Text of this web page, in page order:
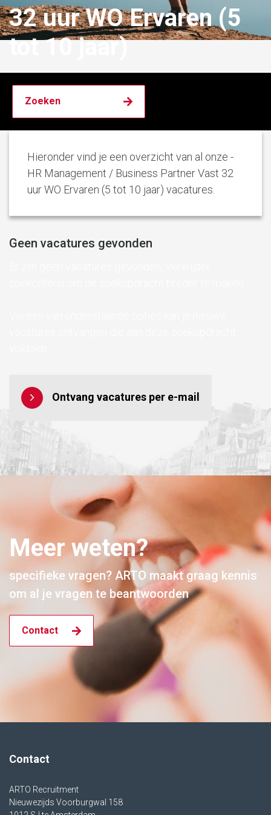
32 uur WO Ervaren (5
tot 10 jaar)
Hieronder vind je een overzicht van al onze -
HR Management / Business Partner Vast 32
uur WO Ervaren (5 tot 10 jaar) vacatures.
Geen vacatures gevonden
Ontvang vacatures per e-mail
Meer weten?
specifieke vragen? ARTO maakt graag kennis
om al je vragen te beantwoorden
Contact
Contact
ARTO Recruitment
Nieuwezijds Voorburgwal 158